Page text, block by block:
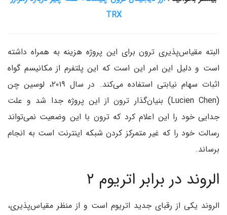
TRX
البته مقیاس‌پذیری ترون برای این پروژه هزینه به همراه داشته
است و دلیل این امر این است که این پلتفرم از مکانیسم گواه
اثبات سهام نیابتی استفاده می‌کند. در سال ۲۰۱۹، لوسین چن
(Lucien Chen) بنیان‌گذار ترون از این پروژه جدا شد و علت
جدایی خود را این اعلام کرد که ترون با این وضعیت نمی‌تواند
رسالت خود را که غیر متمرکز کردن شبکه اینترنت است به انجام
برساند.
الروند در برابر اتریوم ۲
الروند یکی از رقبای جدید اتریوم است و از منظر مقیاس‌پذیری،